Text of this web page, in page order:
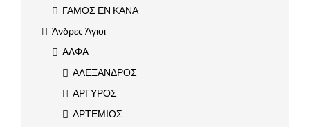
ΓΑΜΟΣ ΕΝ ΚΑΝΑ
Άνδρες Άγιοι
ΑΛΦΑ
ΑΛΕΞΑΝΔΡΟΣ
ΑΡΓΥΡΟΣ
ΑΡΤΕΜΙΟΣ